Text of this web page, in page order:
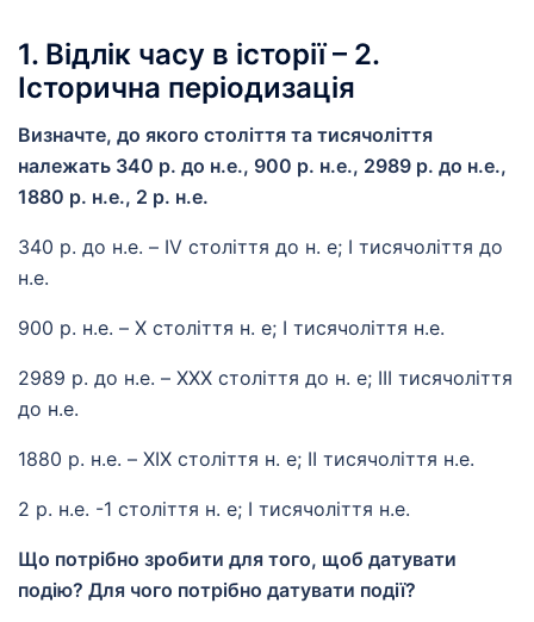
1. Відлік часу в історії – 2.
Історична періодизація
Визначте, до якого століття та тисячоліття
належать 340 р. до н.е., 900 р. н.е., 2989 р. до н.е.,
1880 р. н.е., 2 р. н.е.
340 р. до н.е. – IV століття до н. е; I тисячоліття до
н.е.
900 р. н.е. – X століття н. е; І тисячоліття н.е.
2989 р. до н.е. – XXX століття до н. е; III тисячоліття
до н.е.
1880 р. н.е. – XIX століття н. е; ІІ тисячоліття н.е.
2 р. н.е. -1 століття н. е; І тисячоліття н.е.
Що потрібно зробити для того, щоб датувати
подію? Для чого потрібно датувати події?